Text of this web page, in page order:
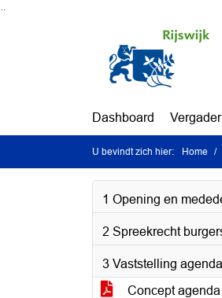
Dashboard
U bevindt zich hier: Home
1 Opening en
2 Spreekrecht
3 Vaststelling agenda
Concept agenda